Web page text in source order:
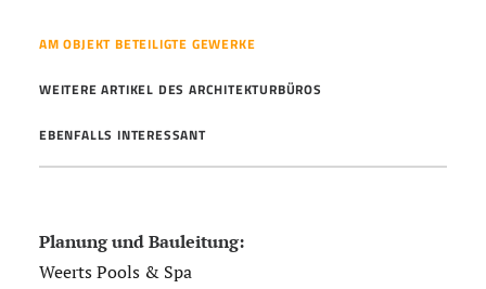
AM OBJEKT BETEILIGTE GEWERKE
WEITERE ARTIKEL DES ARCHITEKTURBÜROS
EBENFALLS INTERESSANT
Planung und Bauleitung:
Weerts Pools & Spa